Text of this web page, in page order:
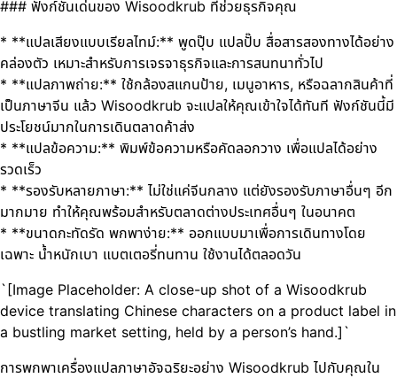
### ฟังก์ชันเด่นของ Wisoodkrub ที่ช่วยธุรกิจคุณ
* **แปลเสียงแบบเรียลไทม์:** พูดปุ๊บ แปลปั๊บ สื่อสารสองทางได้อย่าง
คล่องตัว เหมาะสำหรับการเจรจาธุรกิจและการสนทนาทั่วไป
* **แปลภาพถ่าย:** ใช้กล้องสแกนป้าย, เมนูอาหาร, หรือฉลากสินค้าที่
เป็นภาษาจีน แล้ว Wisoodkrub จะแปลให้คุณเข้าใจได้ทันที ฟังก์ชันนี้มี
ประโยชน์มากในการเดินตลาดค้าส่ง
* **แปลข้อความ:** พิมพ์ข้อความหรือคัดลอกวาง เพื่อแปลได้อย่าง
รวดเร็ว
* **รองรับหลายภาษา:** ไม่ใช่แค่จีนกลาง แต่ยังรองรับภาษาอื่นๆ อีก
มากมาย ทำให้คุณพร้อมสำหรับตลาดต่างประเทศอื่นๆ ในอนาคต
* **ขนาดกะทัดรัด พกพาง่าย:** ออกแบบมาเพื่อการเดินทางโดย
เฉพาะ น้ำหนักเบา แบตเตอรี่ทนทาน ใช้งานได้ตลอดวัน
`[Image Placeholder: A close-up shot of a Wisoodkrub
device translating Chinese characters on a product label in
a bustling market setting, held by a person’s hand.]`
การพกพาเครื่องแปลภาษาอัจฉริยะอย่าง Wisoodkrub ไปกับคุณใน